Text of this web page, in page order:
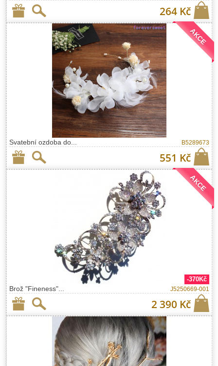
264 Kč
Svatební ozdoba do... B5289673
551 Kč
AKCE
Brož "Fineness"...
-370Kč
J5250669-001
2 390 Kč
AKCE